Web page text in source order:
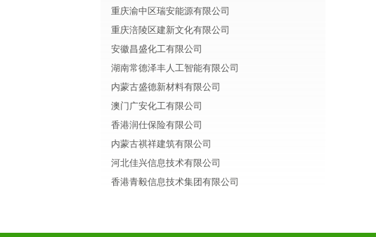
重庆渝中区瑞安能源有限公司
重庆涪陵区建新文化有限公司
安徽昌盛化工有限公司
湖南常德泽丰人工智能有限公司
内蒙古盛德新材料有限公司
澳门广安化工有限公司
香港润仕保险有限公司
内蒙古祺祥建筑有限公司
河北佳兴信息技术有限公司
香港青毅信息技术集团有限公司